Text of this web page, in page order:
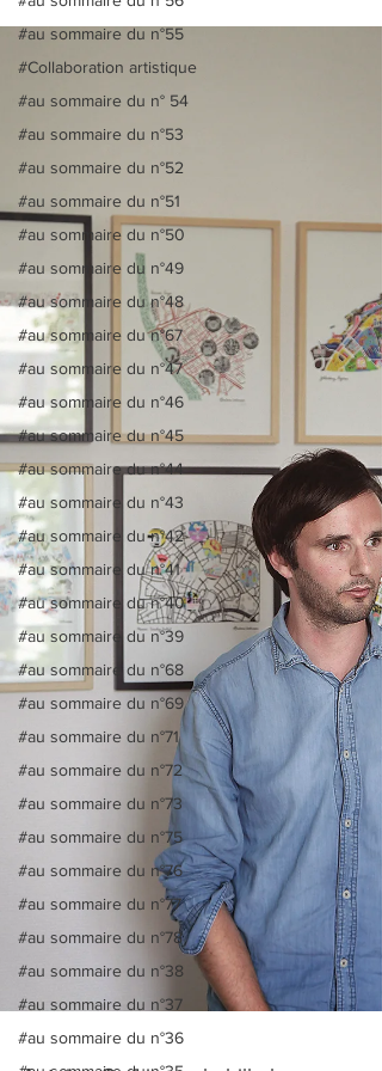
#au sommaire du n°55
#Collaboration artistique
#au sommaire du n° 54
#au sommaire du n°53
#au sommaire du n°52
#au sommaire du n°51
#au sommaire du n°50
#au sommaire du n°49
#au sommaire du n°48
#au sommaire du n°67
#au sommaire du n°47
#au sommaire du n°46
#au sommaire du n°45
#au sommaire du n°44
#au sommaire du n°43
#au sommaire du n°42
#au sommaire du n°41
#au sommaire du n°40
#au sommaire du n°39
#au sommaire du n°68
#au sommaire du n°69
#au sommaire du n°71
#au sommaire du n°72
#au sommaire du n°73
#au sommaire du n°75
#au sommaire du n°76
#au sommaire du n°77
#au sommaire du n°78
#au sommaire du n°38
#au sommaire du n°37
#au sommaire du n°36